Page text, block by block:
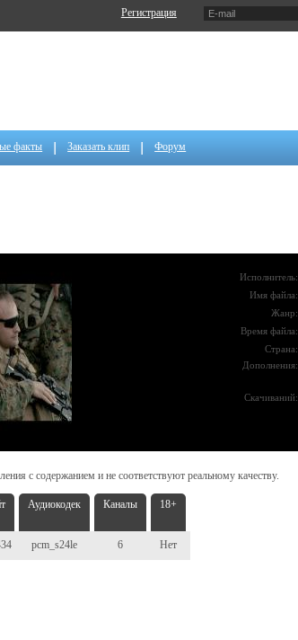
Регистрация
факты Заказать клип Форум
Исполнитель:
Имя файла:
Жанр:
Время файла:
Страна:
Дополнения:
Скачиваний:
с содержанием и не соответствуют реальному качеству.
Аудиокодек Каналы 18+
pcm_s24le 6 Нет